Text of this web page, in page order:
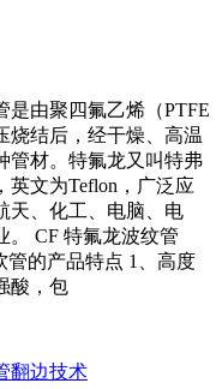
是由聚四氟乙烯（PTFE
烧结后，经干燥、高温
管材。特氟龙又叫特弗
英文为Teflon，广泛应
天、化工、电脑、电
。 CF 特氟龙波纹管
管的产品特点 1、高度
酸，包